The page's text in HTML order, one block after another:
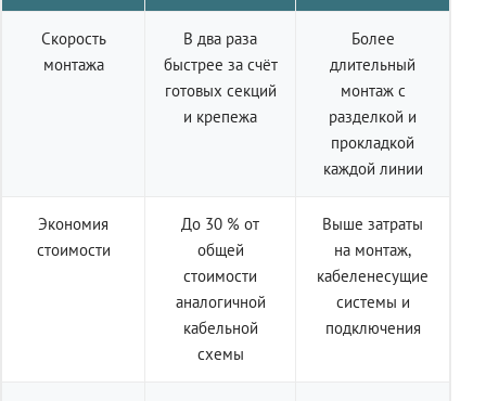
Скорость
монтажа
В два раза
быстрее за счёт
готовых секций
и крепежа
Более
длительный
монтаж с
разделкой и
прокладкой
каждой линии
Экономия
стоимости
До 30 % от
общей
стоимости
аналогичной
кабельной
схемы
Выше затраты
на монтаж,
кабеленесущие
системы и
подключения